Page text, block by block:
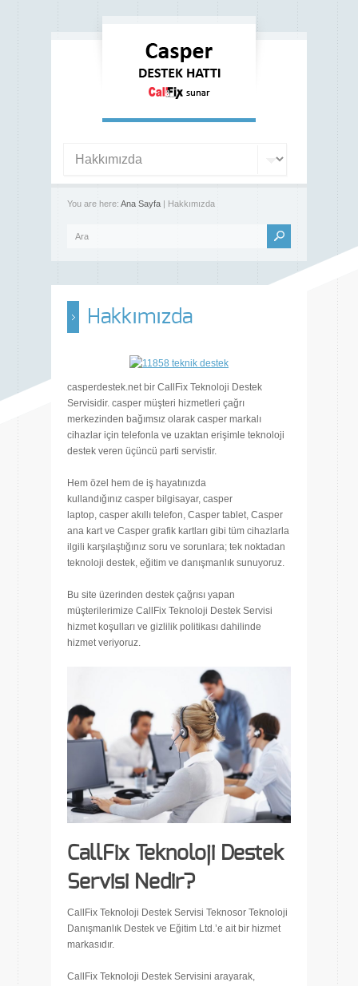
You are here: Ana Sayfa | Hakkımızda
Hakkımızda
casperdestek.net bir CallFix Teknoloji Destek
Servisidir. casper müşteri hizmetleri çağrı
merkezinden bağımsız olarak casper markalı
cihazlar için telefonla ve uzaktan erişimle teknoloji
destek veren üçüncü parti servistir.
Hem özel hem de iş hayatınızda
kullandığınız casper bilgisayar, casper
laptop, casper akıllı telefon, Casper tablet, Casper
ana kart ve Casper grafik kartları gibi tüm cihazlarla
ilgili karşılaştığınız soru ve sorunlara; tek noktadan
teknoloji destek, eğitim ve danışmanlık sunuyoruz.
Bu site üzerinden destek çağrısı yapan
müşterilerimize CallFix Teknoloji Destek Servisi
hizmet koşulları ve gizlilik politikası dahilinde
hizmet veriyoruz.
CallFix Teknoloji Destek
Servisi Nedir?
CallFix Teknoloji Destek Servisi Teknosor Teknoloji
Danışmanlık Destek ve Eğitim Ltd.’e ait bir hizmet
markasıdır.
CallFix Teknoloji Destek Servisini arayarak,